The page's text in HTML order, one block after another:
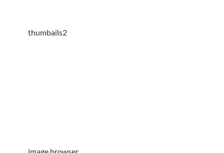
thumbails2
image browser